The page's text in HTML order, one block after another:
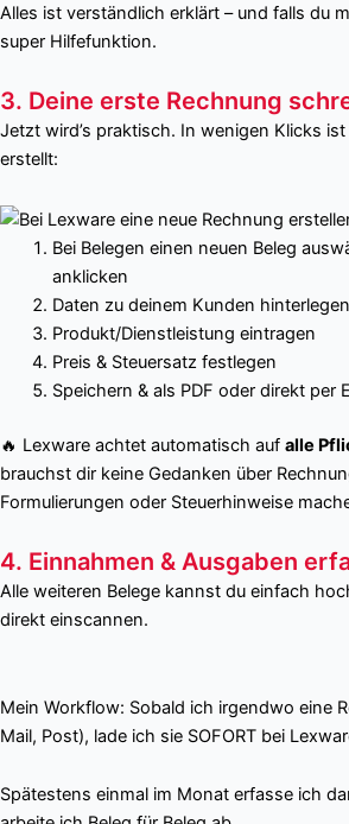
Alles ist verständlich erklärt – und falls du
super Hilfefunktion.
3. Deine erste Rechnung
Jetzt wird’s praktisch. In wenigen Klicks
erstellt:
Bei Belegen einen neuen Beleg
anklicken
Daten zu deinem Kunden hinterlegen
Produkt/Dienstleistung eintragen
Preis & Steuersatz festlegen
Speichern & als PDF oder direkt per
🔥 Lexware achtet automatisch auf alle
brauchst dir keine Gedanken über
Formulierungen oder Steuerhinweise
4. Einnahmen & Ausgaben
Alle weiteren Belege kannst du einfach
direkt einscannen.
Mein Workflow: Sobald ich irgendwo eine
Mail, Post), lade ich sie SOFORT bei
Spätestens einmal im Monat erfasse ich